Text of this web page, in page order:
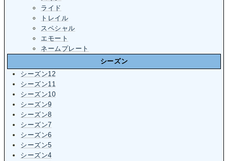
ライド
トレイル
スペシャル
エモート
ネームプレート
シーズン
シーズン12
シーズン11
シーズン10
シーズン9
シーズン8
シーズン7
シーズン6
シーズン5
シーズン4